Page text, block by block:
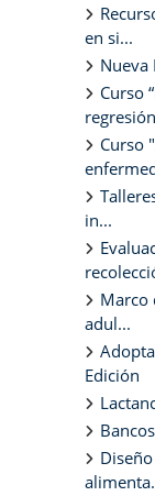
en si...
Nueva
Curso
Curso
in...
Marco
adul...
Edición